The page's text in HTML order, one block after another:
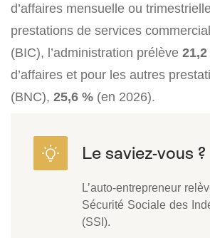
d’affaires mensuelle ou
prestations de services
(BIC), l’administration prélève 21,2
d’affaires et pour les autres
(BNC), 25,6 % (en 2026).
L’auto-entrepreneur
Sécurité Sociale des
(SSI).